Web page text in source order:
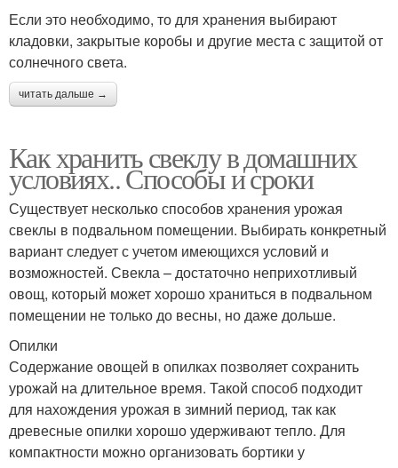
Если это необходимо, то для хранения выбирают
кладовки, закрытые коробы и другие места с защитой от
солнечного света.
читать дальше →
Как хранить свеклу в домашних
условиях.. Способы и сроки
Существует несколько способов хранения урожая
свеклы в подвальном помещении. Выбирать конкретный
вариант следует с учетом имеющихся условий и
возможностей. Свекла – достаточно неприхотливый
овощ, который может хорошо храниться в подвальном
помещении не только до весны, но даже дольше.
Опилки
Содержание овощей в опилках позволяет сохранить
урожай на длительное время. Такой способ подходит
для нахождения урожая в зимний период, так как
древесные опилки хорошо удерживают тепло. Для
компактности можно организовать бортики у